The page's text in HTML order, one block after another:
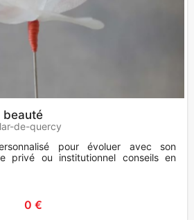
beauté
de-quercy
pour évoluer avec son
privé ou institutionnel conseils en
0 €